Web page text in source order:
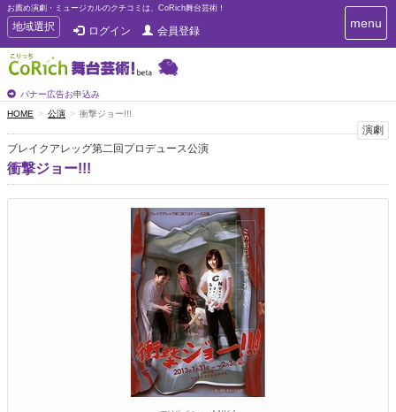
お薦め演劇・ミュージカルのクチコミは、CoRich舞台芸術！
T
o
g
g
e
n
a
v
i
g
地域選択 ログイン 会員登録
バナー広告お申込み
T
o
i
g
menu
HOME 公演 衝撃ジョー!!!
演劇
ブレイクアレッグ第二回プロデュース公演
衝撃ジョー!!!